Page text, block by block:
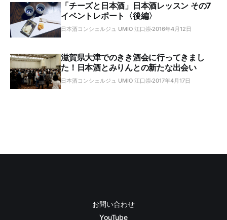
「チーズと日本酒」日本酒レッスン その7
イベントレポート〈後編〉
日本酒コンシェルジュ UMIO 江口崇 2016年4月12日
滋賀県大津でのきき酒会に行ってきまし
た！日本酒とみりんとの新たな出会い
日本酒コンシェルジュ UMIO 江口崇 2017年4月17日
お問い合わせ
YouTube